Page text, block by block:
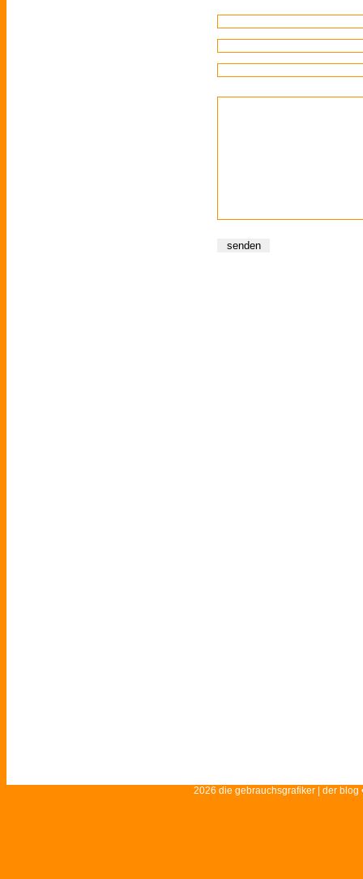
2026 die gebrauchsgrafiker | der blog